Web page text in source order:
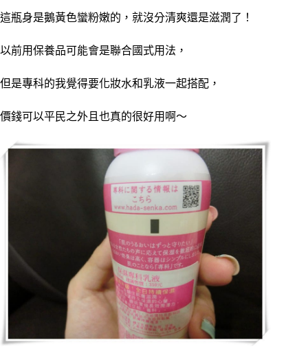
這瓶身是鵝黃色蠻粉嫩的，就沒分清爽還是滋潤了！
以前用保養品可能會是聯合國式用法，
但是專科的我覺得要化妝水和乳液一起搭配，
價錢可以平民之外且也真的很好用啊～